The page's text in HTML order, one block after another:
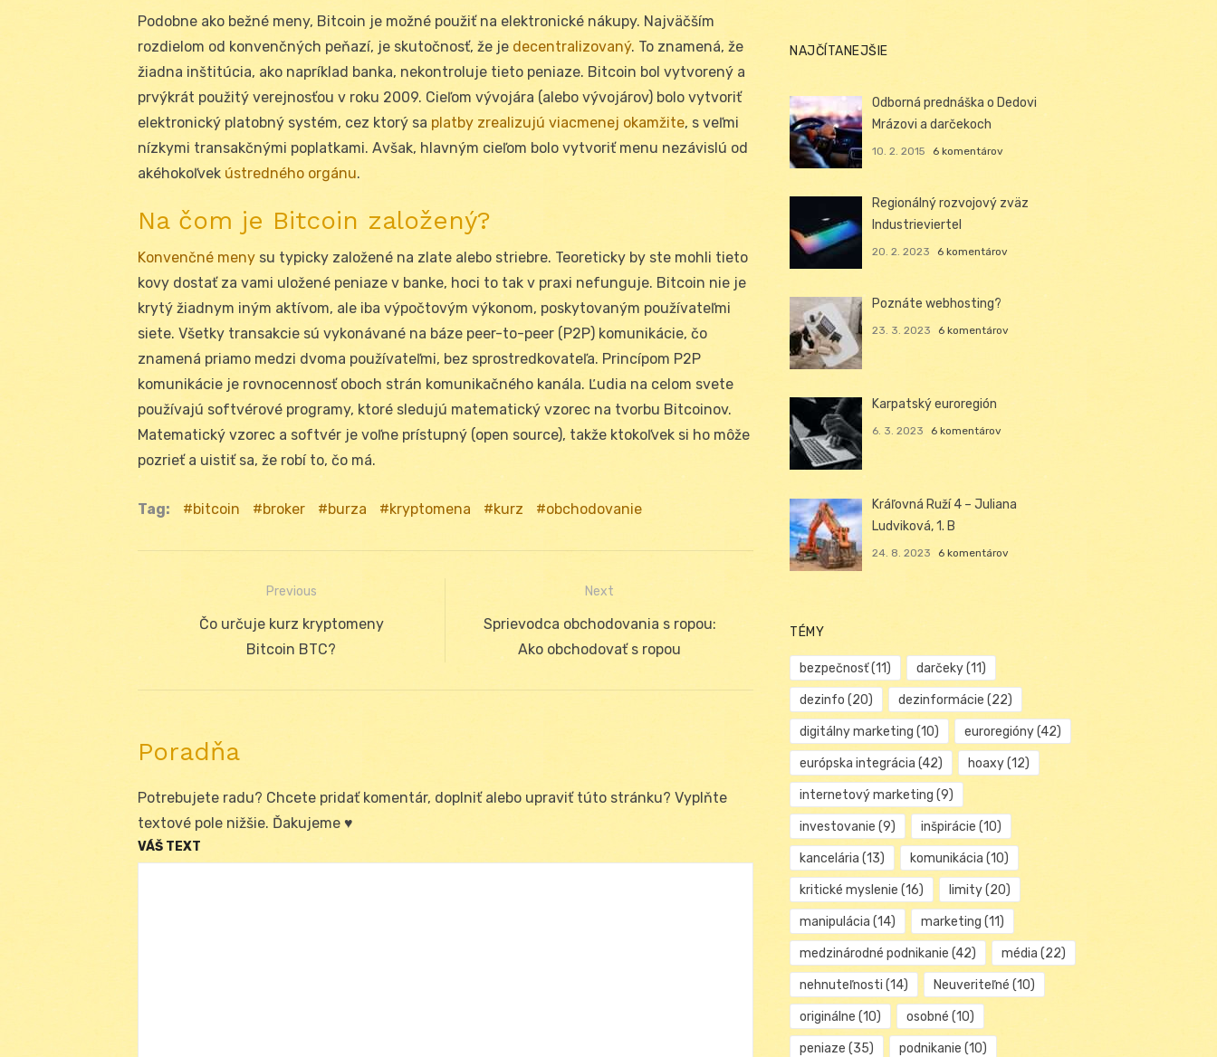
Podobne ako bežné meny, Bitcoin je možné použiť na elektronické nákupy. Najväčším
rozdielom od konvenčných peňazí, je skutočnosť, že je decentralizovaný. To znamená, že
žiadna inštitúcia, ako napríklad banka, nekontroluje tieto peniaze. Bitcoin bol vytvorený a
prvýkrát použitý verejnosťou v roku 2009. Cieľom vývojára (alebo vývojárov) bolo vytvoriť
elektronický platobný systém, cez ktorý sa platby zrealizujú viacmenej okamžite, s veľmi
nízkymi transakčnými poplatkami. Avšak, hlavným cieľom bolo vytvoriť menu nezávislú od
akéhokoľvek ústredného orgánu.
Na čom je Bitcoin založený?
Konvenčné meny su typicky založené na zlate alebo striebre. Teoreticky by ste mohli tieto
kovy dostať za vami uložené peniaze v banke, hoci to tak v praxi nefunguje. Bitcoin nie je
krytý žiadnym iným aktívom, ale iba výpočtovým výkonom, poskytovaným používateľmi
siete. Všetky transakcie sú vykonávané na báze peer-to-peer (P2P) komunikácie, čo
znamená priamo medzi dvoma používateľmi, bez sprostredkovateľa. Princípom P2P
komunikácie je rovnocennosť oboch strán komunikačného kanála. Ľudia na celom svete
používajú softvérové​​ programy, ktoré sledujú matematický vzorec na tvorbu Bitcoinov.
Matematický vzorec a softvér je voľne prístupný (open source), takže ktokoľvek si ho môže
pozrieť a uistiť sa, že robí to, čo má.
Tag: bitcoin broker burza kryptomena kurz obchodovanie
Navigácia
Previous
Previous
Čo určuje kurz kryptomeny
Bitcoin BTC?
Next
Next
Sprievodca obchodovania s ropou:
Ako obchodovať s ropou
Poradňa
Potrebujete radu? Chcete pridať komentár, doplniť alebo upraviť túto stránku? Vyplňte
textové pole nižšie. Ďakujeme ♥
VÁŠ TEXT
NAJČÍTANEJŠIE
Odborná prednáška o Dedovi
Mrázovi a darčekoch
10. 2. 2015 6 komentárov
Regionálný rozvojový zväz
Industrieviertel
20. 2. 2023 6 komentárov
Poznáte webhosting?
23. 3. 2023 6 komentárov
Karpatský euroregión
6. 3. 2023 6 komentárov
Kráľovná Ruží 4 – Juliana
Ludviková, 1. B
24. 8. 2023 6 komentárov
TÉMY
bezpečnosť(11) darčeky(11)
dezinfo (20) dezinformácie (22)
digitálny marketing (10) euroregióny(42)
európska integrácia (42) hoaxy(12)
internetový marketing (9)
investovanie (9) inšpirácie (10)
kancelária (13) komunikácia (10)
kritické myslenie (16) limity(20)
manipulácia (14) marketing (11)
medzinárodné podnikanie (42) média (22)
nehnuteľnosti (14) Neuveriteľné (10)
originálne (10) osobné (10)
peniaze (35) podnikanie (10)